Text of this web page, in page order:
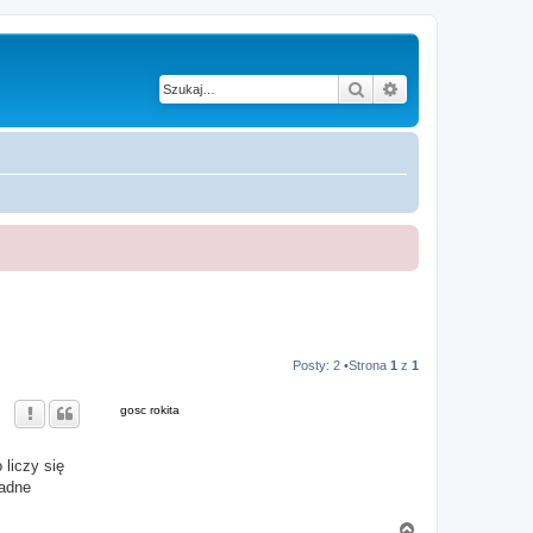
Szukaj
Posty: 2 •Strona 1 z 1
gosc rokita
liczy się